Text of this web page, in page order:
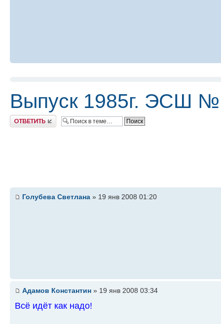
Выпуск 1985г. ЭСШ
Ответить
Голубева Светлана » 19 янв 2008 01:20
Адамов Константин » 19 янв 2008 03:34
Всё идёт как надо!